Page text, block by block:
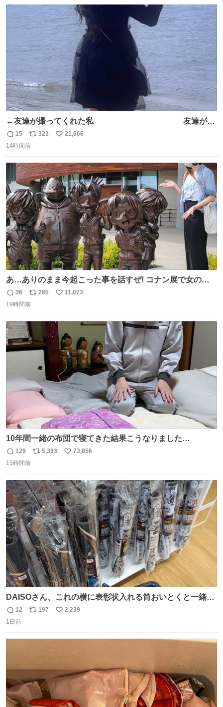
ト
数
数
←友達が撮ってくれた私 友達が描
いてくれた私→
返
信
15
リ
ポ
ト
数
323
い
数
21,666
14時間前
あ…ありのまま今起こった事を話すぜ! コナン展で女の子
に 「千速さんですか！？」 と声をかけられた。 あぁ鞄の
装飾かなと思ったら 「背も高いし見た目もすごく千速さん
人＿ ＞今日は私服＜ ￣Y^Y^Y^Y^Y^￣ #白樹鳥取大阪コ
ナン旅行2026
返
信
36
リ
ポ
ト
数
285
い
数
11,073
19時間前
10年間一緒の布団で寝てきた結果こうなりました…
返
信
129
リ
ト
数
5,393
い
数
73,856
15時間前
DAISOさん、これの横に表彰状入れる筒おいとくと一緒に
売れますのでご検討下さい
返
信
12
リ
197
い
2,239
1日前